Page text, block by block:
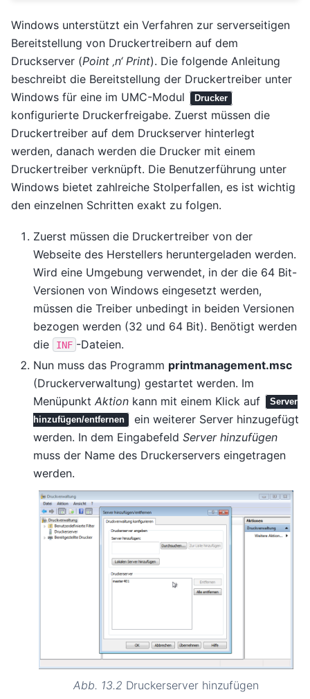
Windows unterstützt ein Verfahren zur serverseitigen
Bereitstellung von Druckertreibern auf dem
Druckserver (Point ‚n‘ Print). Die folgende Anleitung
beschreibt die Bereitstellung der Druckertreiber unter
Windows für eine im UMC-Modul
Drucker
konfigurierte Druckerfreigabe. Zuerst müssen die
Druckertreiber auf dem Druckserver hinterlegt
werden, danach werden die Drucker mit einem
Druckertreiber verknüpft. Die Benutzerführung unter
Windows bietet zahlreiche Stolperfallen, es ist wichtig
den einzelnen Schritten exakt zu folgen.
Zuerst müssen die Druckertreiber von der
Webseite des Herstellers heruntergeladen werden.
Wird eine Umgebung verwendet, in der die 64 Bit-
Versionen von Windows eingesetzt werden,
müssen die Treiber unbedingt in beiden Versionen
bezogen werden (32 und 64 Bit). Benötigt werden
die
INF -Dateien.
Nun muss das Programm printmanagement.msc
(Druckerverwaltung) gestartet werden. Im
Menüpunkt Aktion kann mit einem Klick auf
Server
hinzufügen/entfernen
ein weiterer Server hinzugefügt
werden. In dem Eingabefeld Server hinzufügen
muss der Name des Druckerservers eingetragen
werden.
Abb. 13.2 Druckerserver hinzufügen